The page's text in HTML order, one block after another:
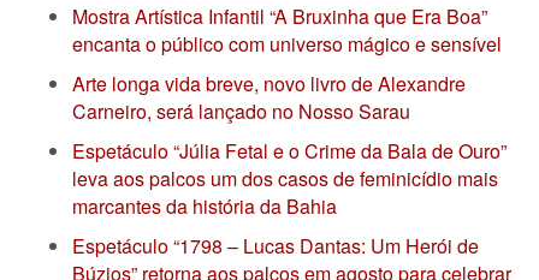
Mostra Artística Infantil “A Bruxinha que Era Boa”
encanta o público com universo mágico e sensível
Arte longa vida breve, novo livro de Alexandre
Carneiro, será lançado no Nosso Sarau
Espetáculo “Júlia Fetal e o Crime da Bala de Ouro”
leva aos palcos um dos casos de feminicídio mais
marcantes da história da Bahia
Espetáculo “1798 – Lucas Dantas: Um Herói de
Búzios” retorna aos palcos em agosto para celebrar